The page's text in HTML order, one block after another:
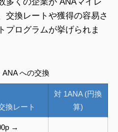
交換レートや獲得の容易さ
プログラムが挙げられま
ANA への交換
換レート
対 1ANA (円換
算)
→